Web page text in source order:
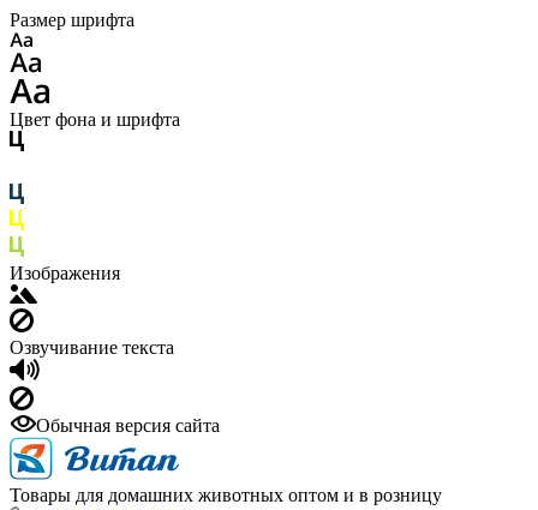
Размер шрифта
Цвет фона и шрифта
Изображения
Озвучивание текста
Обычная версия сайта
Товары для домашних животных оптом и в розницу